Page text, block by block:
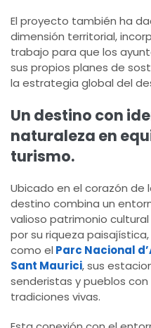
El proyecto también ha
dimensión territorial,
trabajo para que los
sus propios planes de
la estrategia global del
Un destino con
naturaleza en
turismo.
Ubicado en el corazón de
destino combina un
valioso patrimonio
por su riqueza
como el Parc Nacional
Sant Maurici, sus
senderistas y pueblos
tradiciones vivas.